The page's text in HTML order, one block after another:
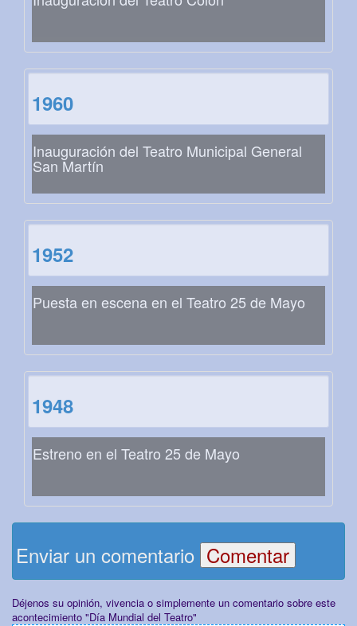
1960
Inauguración del Teatro Municipal General
San Martín
1952
Puesta en escena en el Teatro 25 de Mayo
1948
Estreno en el Teatro 25 de Mayo
Enviar un comentario
Déjenos su opinión, vivencia o simplemente un comentario sobre este
acontecimiento "Día Mundial del Teatro"